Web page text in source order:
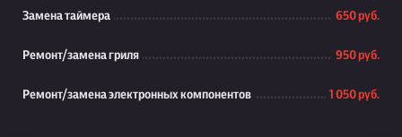
Замена таймера 650 руб.
Ремонт/замена гриля 950 руб.
Ремонт/замена электронных компонентов 1 050 руб.